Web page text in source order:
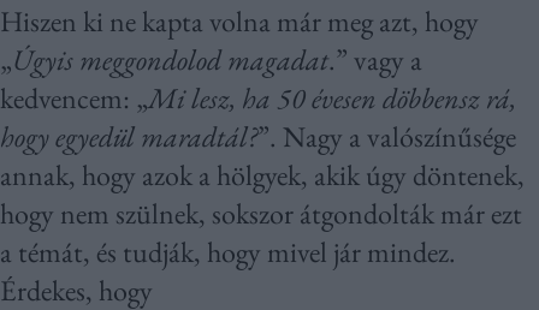
Hiszen ki ne kapta volna már meg azt, hogy
„Úgyis meggondolod magadat.” vagy a
kedvencem: „Mi lesz, ha 50 évesen döbbensz rá,
hogy egyedül maradtál?”. Nagy a valószínűsége
annak, hogy azok a hölgyek, akik úgy döntenek,
hogy nem szülnek, sokszor átgondolták már ezt
a témát, és tudják, hogy mivel jár mindez.
Érdekes, hogy